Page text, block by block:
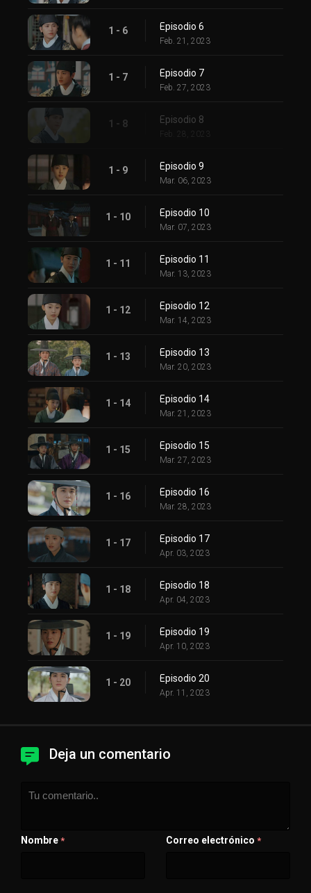
1 - 6 Episodio 6
Feb. 21, 2023
1 - 7 Episodio 7
Feb. 27, 2023
1 - 8 Episodio 8
Feb. 28, 2023
1 - 9 Episodio 9
Mar. 06, 2023
1 - 10 Episodio 10
Mar. 07, 2023
1 - 11 Episodio 11
Mar. 13, 2023
1 - 12 Episodio 12
Mar. 14, 2023
1 - 13 Episodio 13
Mar. 20, 2023
1 - 14 Episodio 14
Mar. 21, 2023
1 - 15 Episodio 15
Mar. 27, 2023
1 - 16 Episodio 16
Mar. 28, 2023
1 - 17 Episodio 17
Apr. 03, 2023
1 - 18 Episodio 18
Apr. 04, 2023
1 - 19 Episodio 19
Apr. 10, 2023
1 - 20 Episodio 20
Apr. 11, 2023
Deja un comentario
Nombre * Correo electrónico *